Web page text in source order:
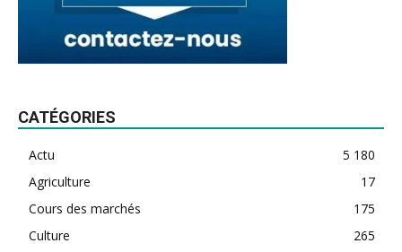
CATÉGORIES
Actu
5 180
Agriculture
17
Cours des marchés
175
Culture
265